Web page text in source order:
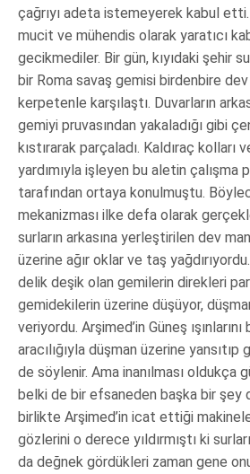
çağrıyı adeta istemeyerek kabul etti.
mucit ve mühendis olarak yaratıcı
gecikmediler. Bir gün, kıyıdaki şehir
bir Roma savaş gemisi birdenbire
kerpetenle karşılaştı. Duvarların
gemiyi pruvasından yakaladığı gibi
kıstırarak parçaladı. Kaldıraç kolları
yardımıyla işleyen bu aletin çalışma
tarafından ortaya konulmuştu.
mekanizması ilke defa olarak
surların arkasına yerleştirilen dev
üzerine ağır oklar ve taş
delik deşik olan gemilerin direkleri
gemidekilerin üzerine düşüyor,
veriyordu. Arşimed’in Güneş
aracılığıyla düşman üzerine
de söylenir. Ama inanılması oldukça
belki de bir efsaneden başka bir şey
birlikte Arşimed’in icat ettiği
gözlerini o derece yıldırmıştı ki
da değnek gördükleri zaman gene